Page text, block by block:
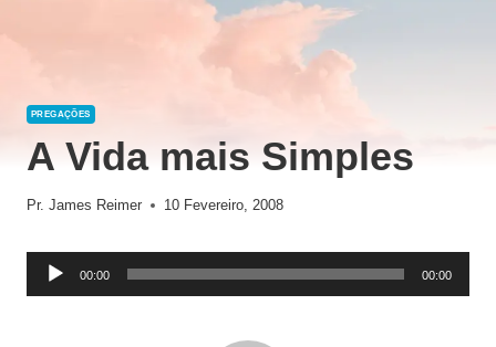
PREGAÇÕES
A Vida mais Simples
Pr. James Reimer 10 Fevereiro, 2008
e
00:00 00:00